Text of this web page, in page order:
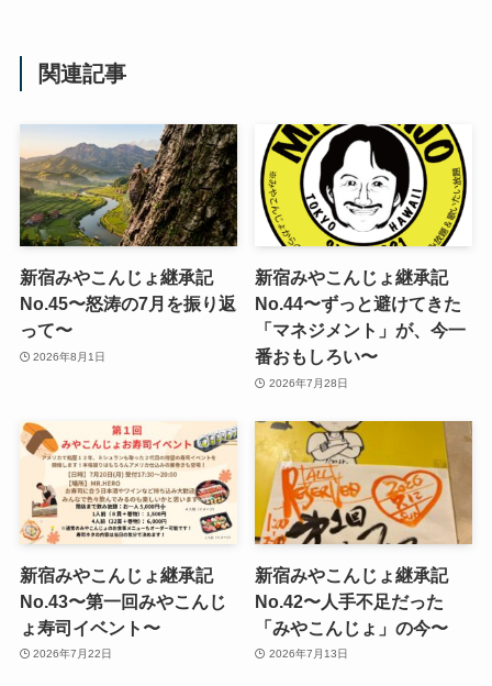
関連記事
新宿みやこんじょ継承記
No.45〜怒涛の7月を振り返
って〜
2026年8月1日
新宿みやこんじょ継承記
No.44〜ずっと避けてきた
「マネジメント」が、今一
番おもしろい〜
2026年7月28日
新宿みやこんじょ継承記
No.43〜第一回みやこんじ
ょ寿司イベント〜
2026年7月22日
新宿みやこんじょ継承記
No.42〜人手不足だった
「みやこんじょ」の今〜
2026年7月13日